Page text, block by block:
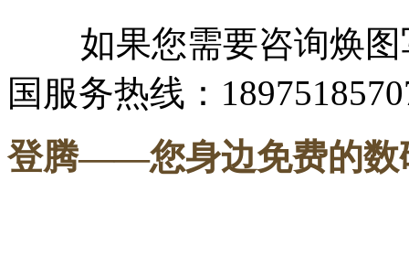
如果您需要咨询焕图
国服务热线：
登腾——您身边免费的数